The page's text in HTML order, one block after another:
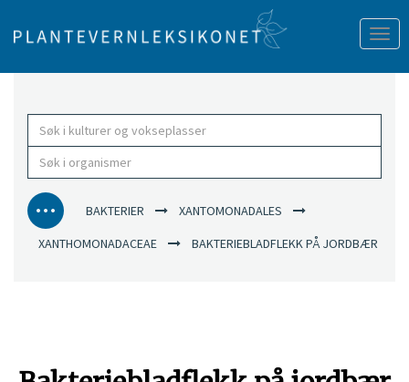
BAKTERIER XANTOMONADALES
XANTHOMONADACEAE BAKTERIEBLADFLEKK PÅ JORDBÆR